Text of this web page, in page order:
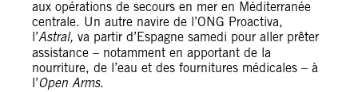
aux opérations de secours en mer en Méditerranée
centrale. Un autre navire de l’ONG Proactiva,
l’Astral, va partir d’Espagne samedi pour aller prêter
assistance – notamment en apportant de la
nourriture, de l’eau et des fournitures médicales – à
l’Open Arms.